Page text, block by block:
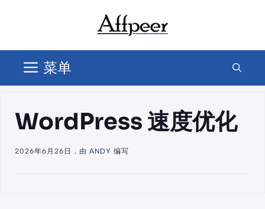
容
菜单
WordPress 速度优化
2026年6月26日，由 ANDY 编写